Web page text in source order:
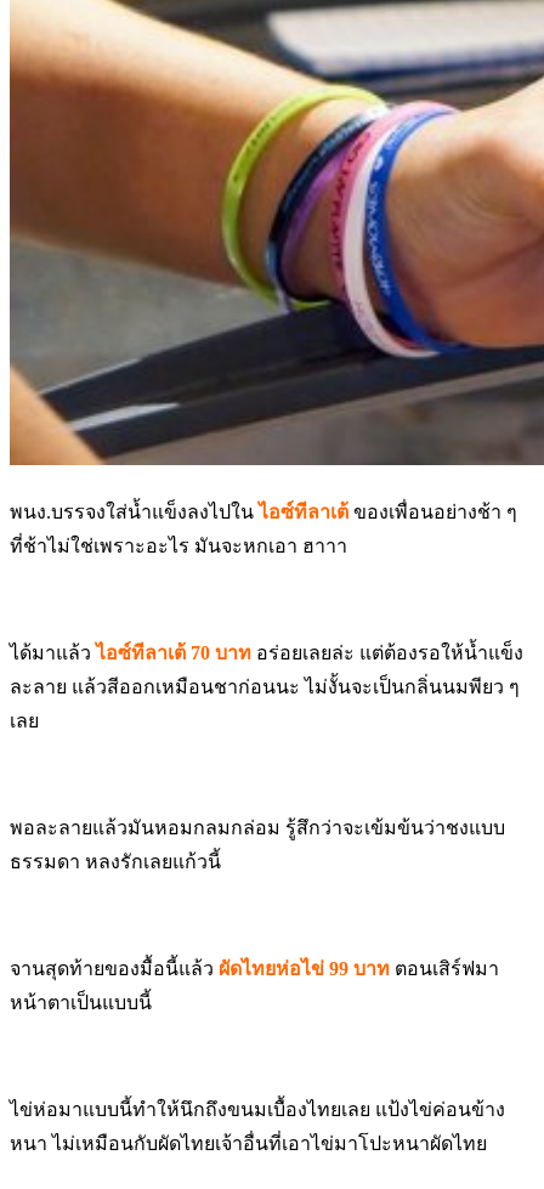
พนง.บรรจงใส่น้ำแข็งลงไปในไอซ์ทีลาเต้ ของเพื่อนอย่างช้า ๆ
ที่ช้าไม่ใช่เพราะอะไร มันจะหกเอา ฮาาา
ได้มาแล้วไอซ์ทีลาเต้ 70 บาท อร่อยเลยล่ะ แต่ต้องรอให้น้ำแข็ง
ละลาย แล้วสีออกเหมือนชาก่อนนะ ไม่งั้นจะเป็นกลิ่นนมพียว ๆ
เลย
พอละลายแล้วมันหอมกลมกล่อม รู้สึกว่าจะเข้มข้นว่าชงแบบ
ธรรมดา หลงรักเลยแก้วนี้
จานสุดท้ายของมื้อนี้แล้ว ผัดไทยห่อไข่ 99 บาท ตอนเสิร์ฟมา
หน้าตาเป็นแบบนี้
ไข่ห่อมาแบบนี้ทำให้นึกถึงขนมเบื้องไทยเลย แป้งไข่ค่อนข้าง
หนา ไม่เหมือนกับผัดไทยเจ้าอื่นที่เอาไข่มาโปะหนาผัดไทย